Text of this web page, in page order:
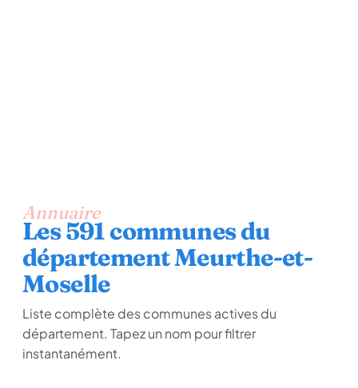
Annuaire
Les 591 communes du
département Meurthe-et-
Moselle
Liste complète des communes actives du
département. Tapez un nom pour filtrer
instantanément.